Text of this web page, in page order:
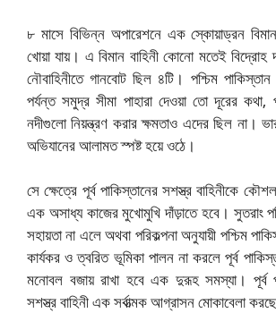
৮ মাসে বিভিন্ন অপারেশনে এক স্কোয়াড্রন
খোয়া যায়। এ বিমান বাহিনী কোনো মতেই বিদ্রোহ
নৌবাহিনীতে গানবোট ছিল ৪টি। পশ্চিম
পর্যন্ত সমুদ্র সীমা পাহারা দেওয়া তো দূরের কথা,
নদীগুলো নিয়ন্ত্রণ করার ক্ষমতাও এদের ছিল না।
অভিযানের আলামত স্পষ্ট হয়ে ওঠে।
সে ক্ষেত্রে পূর্ব পাকিস্তানের সশস্ত্র বাহিনীকে
এক অসাধ্য কাজের মুখোমুখি দাঁড়াতে হবে। সুতরাং
সহায়তা না এলে অথবা পরিকল্পনা অনুযায়ী পশ্চিম
কার্যকর ও ত্বরিত ভূমিকা পালন না করলে পূর্ব
মনোবল বজায় রাখা হবে এক দুরূহ সমস্যা। পূর্ব
সশস্ত্র বাহিনী এক সর্বাত্মক আগ্রাসন মোকাবেলা